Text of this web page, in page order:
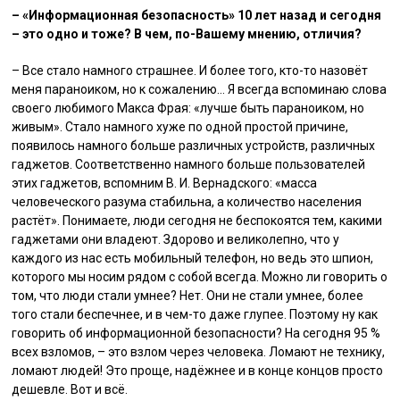
– «Информационная безопасность» 10 лет назад и сегодня
– это одно и тоже? В чем, по-Вашему мнению, отличия?
– Все стало намного страшнее. И более того, кто-то назовёт
меня параноиком, но к сожалению… Я всегда вспоминаю слова
своего любимого Макса Фрая: «лучше быть параноиком, но
живым». Стало намного хуже по одной простой причине,
появилось намного больше различных устройств, различных
гаджетов. Соответственно намного больше пользователей
этих гаджетов, вспомним В. И. Вернадского: «масса
человеческого разума стабильна, а количество населения
растёт». Понимаете, люди сегодня не беспокоятся тем, какими
гаджетами они владеют. Здорово и великолепно, что у
каждого из нас есть мобильный телефон, но ведь это шпион,
которого мы носим рядом с собой всегда. Можно ли говорить о
том, что люди стали умнее? Нет. Они не стали умнее, более
того стали беспечнее, и в чем-то даже глупее. Поэтому ну как
говорить об информационной безопасности? На сегодня 95 %
всех взломов, – это взлом через человека. Ломают не технику,
ломают людей! Это проще, надёжнее и в конце концов просто
дешевле. Вот и всё.